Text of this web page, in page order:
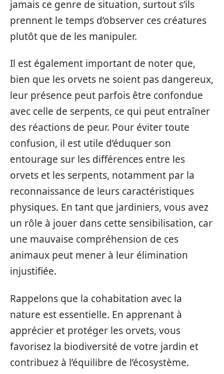
jamais ce genre de situation, surtout s’ils
prennent le temps d’observer ces créatures
plutôt que de les manipuler.
Il est également important de noter que,
bien que les orvets ne soient pas dangereux,
leur présence peut parfois être confondue
avec celle de serpents, ce qui peut entraîner
des réactions de peur. Pour éviter toute
confusion, il est utile d’éduquer son
entourage sur les différences entre les
orvets et les serpents, notamment par la
reconnaissance de leurs caractéristiques
physiques. En tant que jardiniers, vous avez
un rôle à jouer dans cette sensibilisation, car
une mauvaise compréhension de ces
animaux peut mener à leur élimination
injustifiée.
Rappelons que la cohabitation avec la
nature est essentielle. En apprenant à
apprécier et protéger les orvets, vous
favorisez la biodiversité de votre jardin et
contribuez à l’équilibre de l’écosystème.